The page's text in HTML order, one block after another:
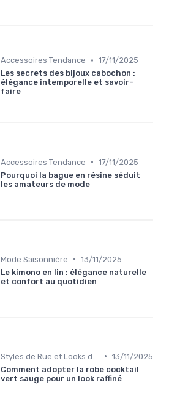
Accessoires Tendance • 17/11/2025
Les secrets des bijoux cabochon :
élégance intemporelle et savoir-
faire
Accessoires Tendance • 17/11/2025
Pourquoi la bague en résine séduit
les amateurs de mode
Mode Saisonnière • 13/11/2025
Le kimono en lin : élégance naturelle
et confort au quotidien
• 13/11/2025
Comment adopter la robe cocktail
vert sauge pour un look raffiné